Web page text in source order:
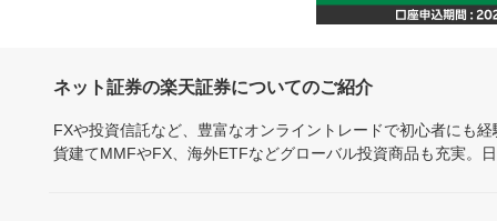
ネット証券の楽天証券についてのご紹介
FXや投資信託など、豊富なオンライントレードで初心者にも
貨建てMMFやFX、海外ETFなどグローバル投資商品も充実。